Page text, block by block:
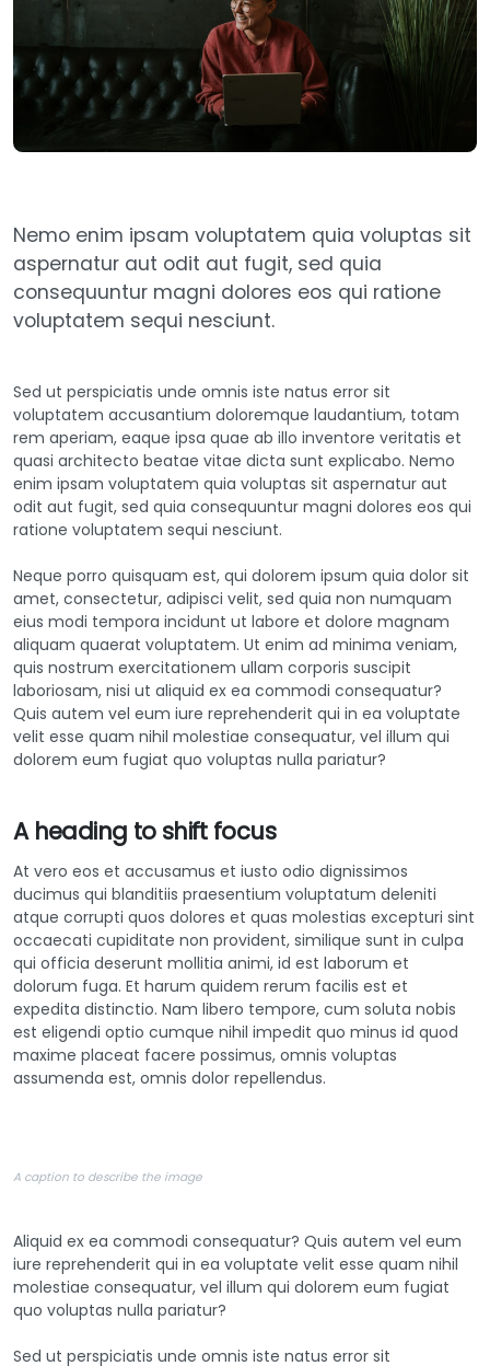
Nemo enim ipsam voluptatem quia voluptas sit
aspernatur aut odit aut fugit, sed quia
consequuntur magni dolores eos qui ratione
voluptatem sequi nesciunt.
Sed ut perspiciatis unde omnis iste natus error sit
voluptatem accusantium doloremque laudantium, totam
rem aperiam, eaque ipsa quae ab illo inventore veritatis et
quasi architecto beatae vitae dicta sunt explicabo. Nemo
enim ipsam voluptatem quia voluptas sit aspernatur aut
odit aut fugit, sed quia consequuntur magni dolores eos qui
ratione voluptatem sequi nesciunt.
Neque porro quisquam est, qui dolorem ipsum quia dolor sit
amet, consectetur, adipisci velit, sed quia non numquam
eius modi tempora incidunt ut labore et dolore magnam
aliquam quaerat voluptatem. Ut enim ad minima veniam,
quis nostrum exercitationem ullam corporis suscipit
laboriosam, nisi ut aliquid ex ea commodi consequatur?
Quis autem vel eum iure reprehenderit qui in ea voluptate
velit esse quam nihil molestiae consequatur, vel illum qui
dolorem eum fugiat quo voluptas nulla pariatur?
A heading to shift focus
At vero eos et accusamus et iusto odio dignissimos
ducimus qui blanditiis praesentium voluptatum deleniti
atque corrupti quos dolores et quas molestias excepturi sint
occaecati cupiditate non provident, similique sunt in culpa
qui officia deserunt mollitia animi, id est laborum et
dolorum fuga. Et harum quidem rerum facilis est et
expedita distinctio. Nam libero tempore, cum soluta nobis
est eligendi optio cumque nihil impedit quo minus id quod
maxime placeat facere possimus, omnis voluptas
assumenda est, omnis dolor repellendus.
A caption to describe the image
Aliquid ex ea commodi consequatur? Quis autem vel eum
iure reprehenderit qui in ea voluptate velit esse quam nihil
molestiae consequatur, vel illum qui dolorem eum fugiat
quo voluptas nulla pariatur?
Sed ut perspiciatis unde omnis iste natus error sit